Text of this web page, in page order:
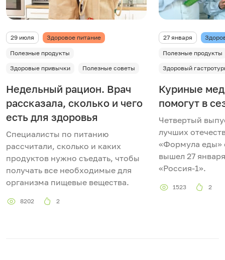
29 июля Здоровое питание
Полезные продукты
Здоровые привычки
Полезные советы
Недельный рацион. Врач
рассказала, сколько и чего
есть для здоровья
Специалисты по питанию
рассчитали, сколько и каких
продуктов нужно съедать, чтобы
получать все необходимые для
организма пищевые вещества.
8202 2
27 января
Полезные продукты
Здоровый
Куриные
помогут в
Четвертый
лучших
«Формула еды»
вышел 27
«Россия-1».
1523 2